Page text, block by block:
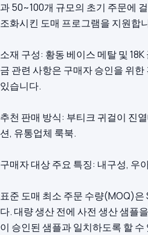
과 50~100개 규모의 초기 주문에
조화시킨 도매 프로그램을 지원합
소재 구성: 황동 베이스 메탈 및
금 관련 사항은 구매자 승인을 위
있습니다.
추천 판매 방식: 부티크 귀걸이 진
션, 유통업체 룩북.
구매자 대상 주요 특징: 내구성, 우
표준 도매 최소 주문 수량(MOQ)은
다. 대량 생산 전에 사전 생산 샘플
이 승인된 샘플과 일치하도록 할 수